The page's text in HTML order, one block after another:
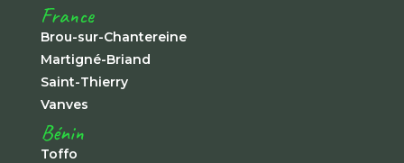
France
Brou-sur-Chantereine
Martigné-Briand
Saint-Thierry
Vanves
Bénin
Toffo